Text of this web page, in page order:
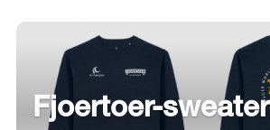
Fjoertoer-sweater